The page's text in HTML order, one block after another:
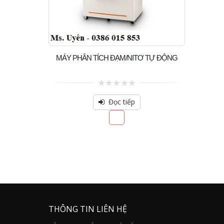
MÁY PHÂN TÍCH ĐẠM/NITƠ TỰ ĐỘNG
0
out
of
Đọc tiếp
THÔNG TIN LIÊN HỆ